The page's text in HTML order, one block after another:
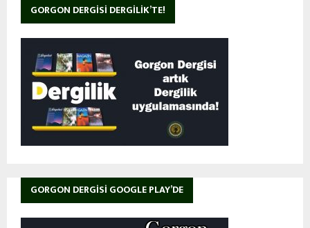
GORGON DERGISI DERGILIK’TE!
GORGON DERGISI GOOGLE PLAY’DE